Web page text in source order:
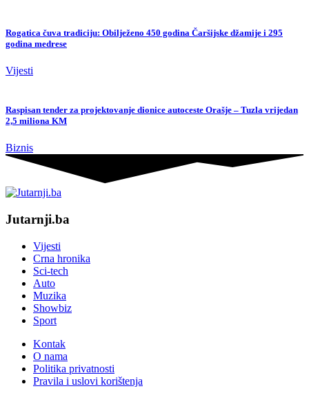
Rogatica čuva tradiciju: Obilježeno 450 godina Čaršijske džamije i 295
godina medrese
Vijesti
Raspisan tender za projektovanje dionice autoceste Orašje – Tuzla vrijedan
2,5 miliona KM
Biznis
Jutarnji.ba
Vijesti
Crna hronika
Sci-tech
Auto
Muzika
Showbiz
Sport
Kontak
O nama
Politika privatnosti
Pravila i uslovi korištenja